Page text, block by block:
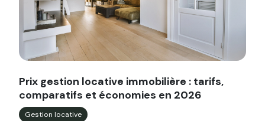
Image illustrant l'article "Prix gestion locative
Prix gestion locative immobilière : tarifs,
comparatifs et économies en 2026
Gestion locative